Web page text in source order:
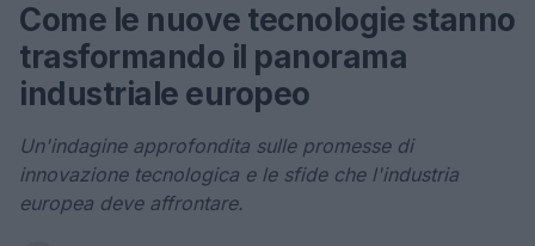
Come le nuove tecnologie stanno
trasformando il panorama
industriale europeo
Un'indagine approfondita sulle promesse di
innovazione tecnologica e le sfide che l'industria
europea deve affrontare.